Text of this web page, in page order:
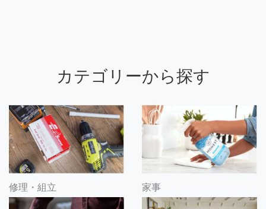
カテゴリーから探す
修理・組立 家事